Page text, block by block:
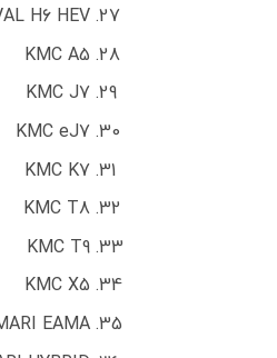
H6 HEV
KMC A5
KMC J7
KMC eJ7
KMC K7
KMC T8
KMC T9
KMC X5
EAMA